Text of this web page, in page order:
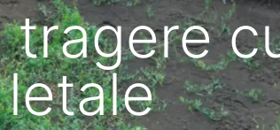
letale